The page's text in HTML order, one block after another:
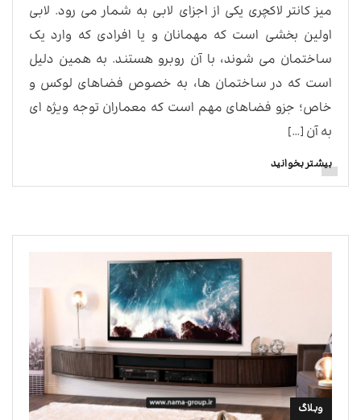
میز کانتر لاکچری یکی از اجزای لابی به شمار می رود. لابی
اولین بخشی است که مهمانان و یا افرادی که وارد یک
ساختمان می شوند، با آن روبرو هستند. به همین دلیل
است که در ساختمان ها، به خصوص فضاهای لوکس و
خاص؛ جزو فضاهای مهم است که معماران توجه ویژه ای
به آن […]
بیشتر بخوانید
وبلاگ